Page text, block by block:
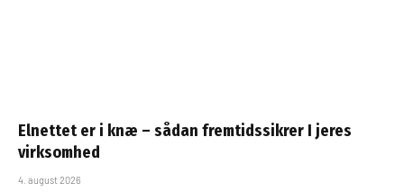
Elnettet er i knæ – sådan fremtidssikrer I jeres
virksomhed
4. august 2026